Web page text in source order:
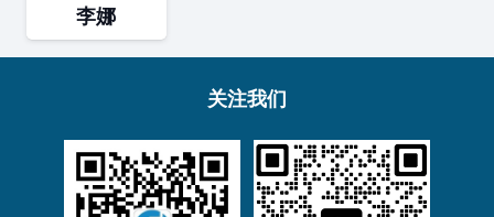
李娜
关注我们